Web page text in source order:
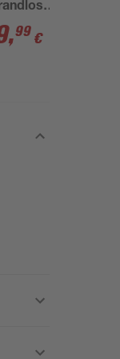
inklusive
weiß
,99 €